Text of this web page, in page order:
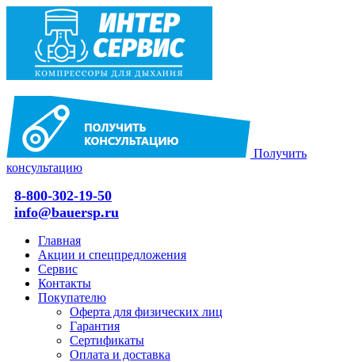
Получить
консультацию
8-800-302-19-50
info@bauersp.ru
Главная
Акции и спецпредложения
Сервис
Контакты
Покупателю
Оферта для физических лиц
Гарантия
Сертификаты
Оплата и доставка